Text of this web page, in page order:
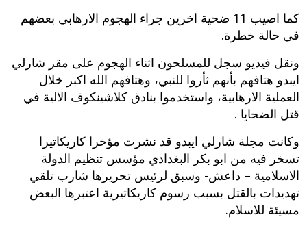
كما اصيب 11 ضحية اخرين جراء الهجوم الارهابي بعضهم
في حالة خطرة.
ونقل فيديو سجل للمسلحون اثناء الهجوم على مقر شارلي
ايبدو هتافهم بأنهم ثأروا للنبي، وهتافهم الله اكبر خلال
العملية الارهابية، واستخدموا بنادق كلاشينكوف الالية في
قتل الضحايا .
وكانت مجلة شارلي ايبدو قد نشرت مؤخرا كاريكاتيرا
تسخر فيه من ابو بكر البغدادي مؤسس تنظيم الدولة
الاسلامية – داعش- وسبق لرئيس تحريرها شارب تلقي
تهديدات بالقتل بسبب رسوم كاريكاتيرية اعتبرها البعض
مسيئة للاسلام.